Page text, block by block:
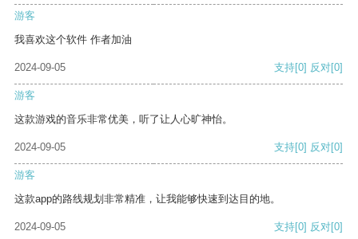
游客
我喜欢这个软件 作者加油
2024-09-05 支持[0] 反对[0]
游客
这款游戏的音乐非常优美，听了让人心旷神怡。
2024-09-05 支持[0] 反对[0]
游客
这款app的路线规划非常精准，让我能够快速到达目的地。
2024-09-05 支持[0] 反对[0]